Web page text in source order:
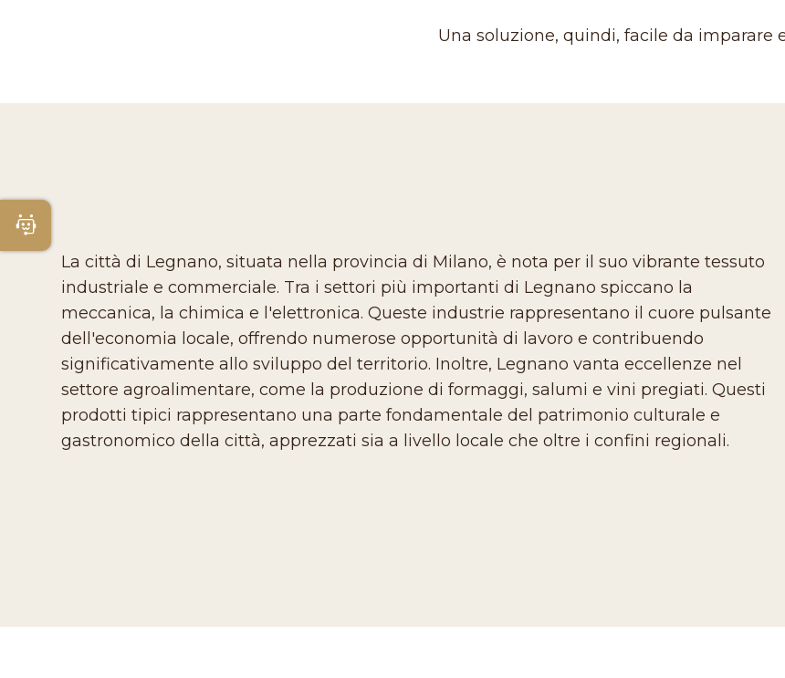
Una soluzione, quindi, facile da
La città di Legnano, situata nella provincia di Milano, è nota per il suo vibrante tessuto
industriale e commerciale. Tra i settori più importanti di Legnano spiccano la
meccanica, la chimica e l'elettronica. Queste industrie rappresentano il cuore pulsante
dell'economia locale, offrendo numerose opportunità di lavoro e contribuendo
significativamente allo sviluppo del territorio. Inoltre, Legnano vanta eccellenze nel
settore agroalimentare, come la produzione di formaggi, salumi e vini pregiati. Questi
prodotti tipici rappresentano una parte fondamentale del patrimonio culturale e
gastronomico della città, apprezzati sia a livello locale che oltre i confini regionali.